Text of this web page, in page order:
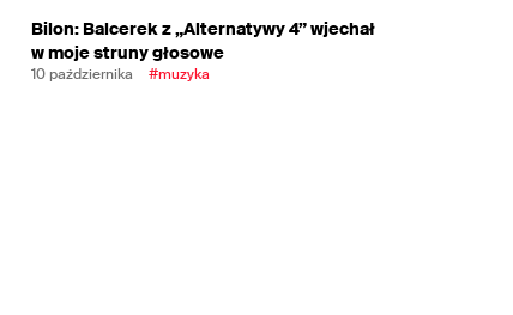
Bilon: Balcerek z „Alternatywy 4” wjechał
w moje struny głosowe
10 października #muzyka